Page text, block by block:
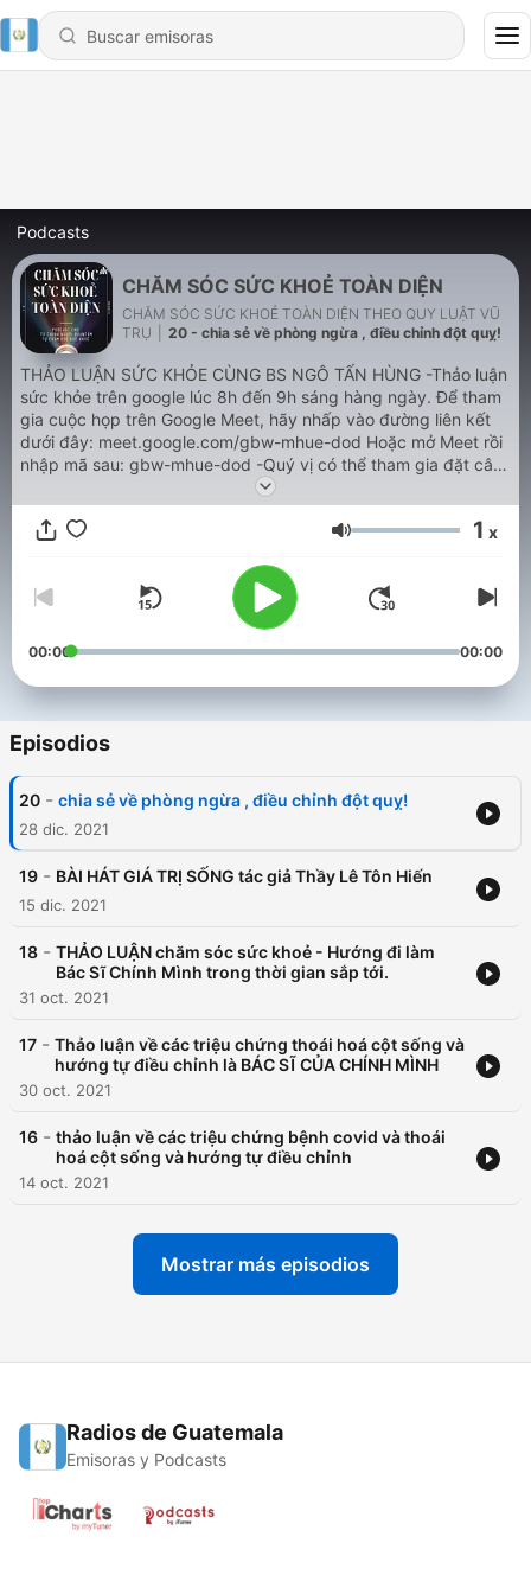
Podcasts
CHĂM SÓC SỨC KHOẺ TOÀN DIỆN
CHĂM SÓC SỨC KHOẺ TOÀN DIỆN THEO QUY LUẬT VŨ
TRỤ
20 - chia sẻ về phòng ngừa , điều chỉnh đột quỵ!
THẢO LUẬN SỨC KHỎE CÙNG BS NGÔ TẤN HÙNG -Thảo luận
sức khỏe trên google lúc 8h đến 9h sáng hàng ngày. Để tham
gia cuộc họp trên Google Meet, hãy nhấp vào đường liên kết
dưới đây: meet.google.com/gbw-mhue-dod Hoặc mở Meet rồi
nhập mã sau: gbw-mhue-dod -Quý vị có thể tham gia đặt câu
hỏi hoặc cùng lên màn hình để thảo luận tìm giải pháp cho
bệnh hay vấn đề sức khỏe của mình. -Thảo luận không phải
tranh luận đúng sai, không phải bài rao giảng lý thuyết, không
thức hay kinh nghiêm của mình hay một ai đó. -Quý vi hoặc
người nhà có thể
Volumen 1 x
00:00 00:00
Episodios
20 - chia sẻ về phòng ngừa , điều chỉnh đột quỵ!
28 dic. 2021
19 - BÀI HÁT GIÁ TRỊ SỐNG tác giả Thầy Lê Tôn Hiến
15 dic. 2021
18 - THẢO LUẬN chăm sóc sức khoẻ - Hướng đi làm
Bác Sĩ Chính Mình trong thời gian sắp tới.
31 oct. 2021
17 - Thảo luận về các triệu chứng thoái hoá cột sống và
hướng tự điều chỉnh là BÁC SĨ CỦA CHÍNH MÌNH
30 oct. 2021
16 - thảo luận về các triệu chứng bệnh covid và thoái
hoá cột sống và hướng tự điều chỉnh
14 oct. 2021
Mostrar más episodios
Radios de Guatemala
Emisoras y Podcasts